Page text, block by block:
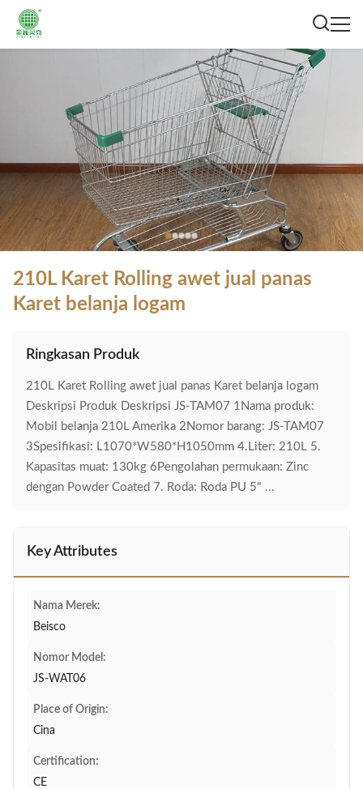
210L Karet Rolling awet jual panas
Karet belanja logam
Ringkasan Produk
210L Karet Rolling awet jual panas Karet belanja logam
Deskripsi Produk Deskripsi JS-TAM07 1Nama produk:
Mobil belanja 210L Amerika 2Nomor barang: JS-TAM07
3Spesifikasi: L1070*W580*H1050mm 4.Liter: 210L 5.
Kapasitas muat: 130kg 6Pengolahan permukaan: Zinc
dengan Powder Coated 7. Roda: Roda PU 5" ...
Key Attributes
Nama Merek:
Beisco
Nomor Model:
JS-WAT06
Place of Origin:
Cina
Certification:
CE